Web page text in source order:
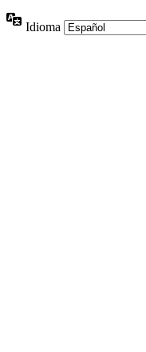
Idioma